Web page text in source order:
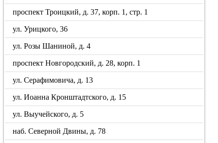
проспект Троицкий, д. 37, корп. 1, стр. 1
ул. Урицкого, 36
ул. Розы Шаниной, д. 4
проспект Новгородский, д. 28, корп. 1
ул. Серафимовича, д. 13
ул. Иоанна Кронштадтского, д. 15
ул. Выучейского, д. 5
наб. Северной Двины, д. 78